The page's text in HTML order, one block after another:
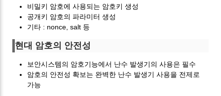
비밀키 암호에 사용되는 암호키 생성
공개키 암호의 파라미터 생성
기타 : nonce, salt 등
현대 암호의 안전성
보안시스템의 암호기능에서 난수 발생기의 사용은 필수
암호의 안전성 확보는 완벽한 난수 발생기 사용을 전제로
가능